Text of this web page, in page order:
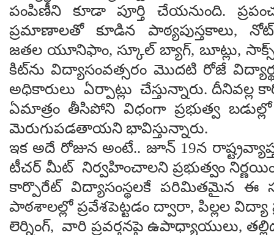
పంపిణీని కూడా పూర్తి చేయనుంది.
ప్రమాణాలతో కూడిన పాఠ్యపుస్తకాలు,
జతల యూనిఫాం, స్కూల్ బ్యాగ్, బూట్లు,
కిట్‌ను విద్యాసంవత్సరం మొదటి రోజే
అధికారులు ఏర్పాట్లు చేస్తున్నారు. దీనివల్ల
ఏమాత్రం తీసిపోని విధంగా ప్రభుత్వ
మెరుగుపడతాయని భావిస్తున్నారు.
ఇక అదే రోజున అంటే.. జూన్ 19న
టీచర్ మీట్ నిర్వహించాలని ప్రభుత్వం
కార్పొరేట్ విద్యాసంస్థలకే పరిమితమైన ఈ
పాఠశాలల్లో ప్రవేశపెట్టడం ద్వారా, పిల్లల
లెర్నింగ్, వారి ప్రవర్తనపై ఉపాధ్యాయులు,